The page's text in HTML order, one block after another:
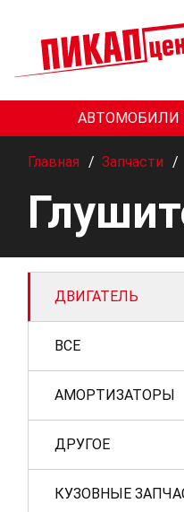
АВТОМОБИЛИ
Главная / Запчасти /
ДВИГАТЕЛЬ
ВСЕ
АМОРТИЗАТОРЫ
ДРУГОЕ
КУЗОВНЫЕ